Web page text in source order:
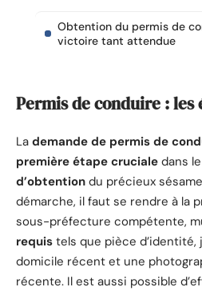
Obtention du permis de
victoire tant attendue
Permis de conduire : les
La demande de permis de
première étape cruciale dans le
d’obtention du précieux
démarche, il faut se rendre à la
sous-préfecture compétente,
requis tels que pièce
domicile récent et une
récente. Il est aussi possible